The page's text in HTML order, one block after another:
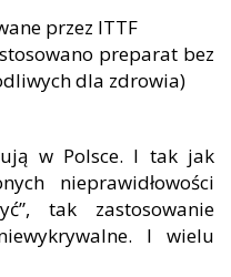
przez ITTF
preparat bez
dla zdrowia)
w Polsce. I tak jak
nieprawidłowości
tak zastosowanie
I wielu